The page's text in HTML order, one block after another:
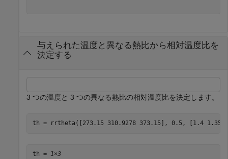
与えられた温度と異なる熱比から相対温度比を
決定する
3 つの温度と 3 つの異なる熱比の相対温度比を決定します。
th = rrtheta([273.15 310.9278 373.15], 0.5, [1.4 1.35
th = 1×3